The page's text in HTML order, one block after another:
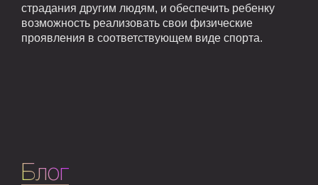
страдания другим людям, и обеспечить ребенку
возможность реализовать свои физические
проявления в соответствующем виде спорта.
Блог